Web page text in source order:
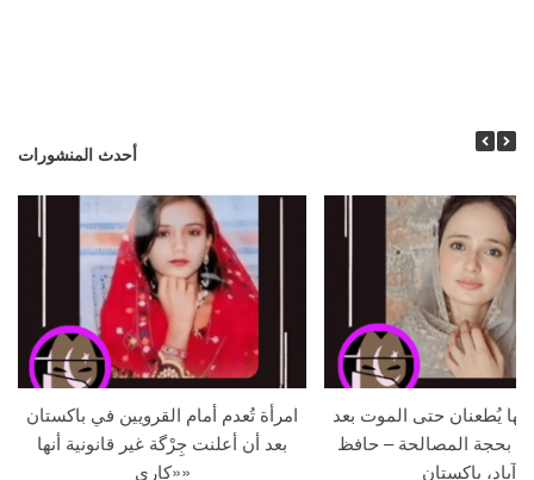
أحدث المنشورات
امرأة تُعدم أمام القرويين في باكستان
بعد أن أعلنت جِرْگة غير قانونية أنها
«كاري»
يُطعنان حتى الموت بعد
بحجة المصالحة – حافظ
آباد، باكستان